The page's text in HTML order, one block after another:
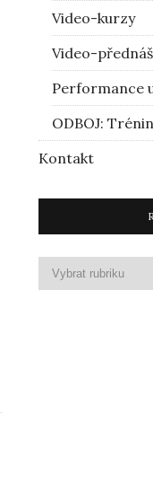
Video-kurzy
Video-
Performance
ODBOJ:
Kontakt